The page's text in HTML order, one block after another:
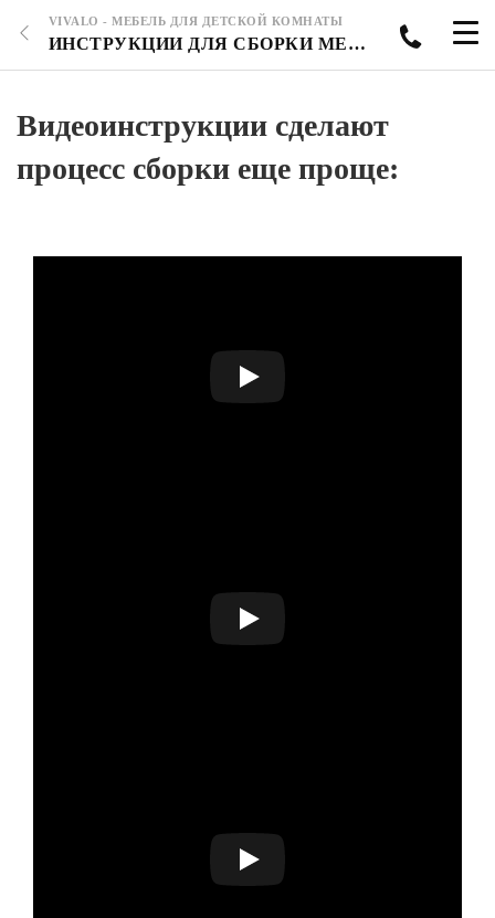
VIVALO - МЕБЕЛЬ ДЛЯ ДЕТСКОЙ КОМНАТЫ
ИНСТРУКЦИИ ДЛЯ СБОРКИ МЕБЕЛИ VIVALO
Видеоинструкции сделают
процесс сборки еще проще: